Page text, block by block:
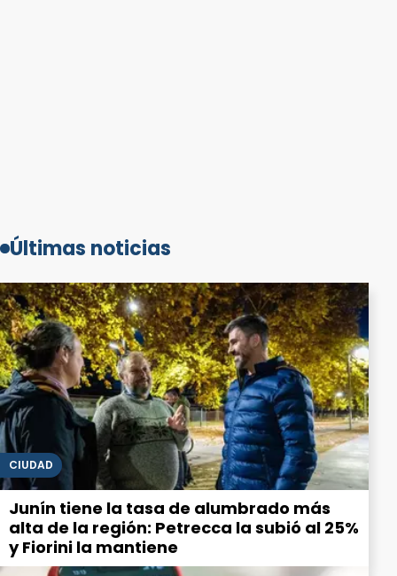
Últimas noticias
CIUDAD
Junín tiene la tasa de alumbrado más
alta de la región: Petrecca la subió al 25%
y Fiorini la mantiene